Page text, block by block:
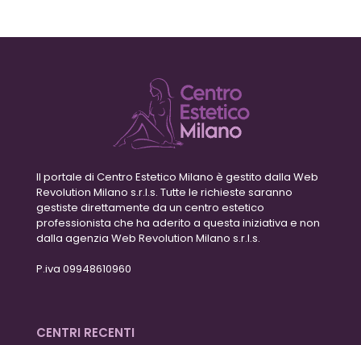
Il portale di Centro Estetico Milano è gestito dalla Web
Revolution Milano s.r.l.s. Tutte le richieste saranno
gestiste direttamente da un centro estetico
professionista che ha aderito a questa iniziativa e non
dalla agenzia Web Revolution Milano s.r.l.s.
P.iva 09948610960
CENTRI RECENTI